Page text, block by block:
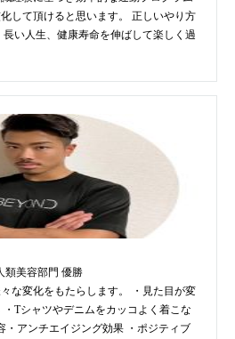
して頂けると思います。 正しいやり方
い人生、健康寿命を伸ばして楽しく過
類美容部門 優勝
な変化をもたらします。 ・見た目が変
Tシャツやデニムをカッコよく着こな
・アンチエイジング効果 ・ポジティブ